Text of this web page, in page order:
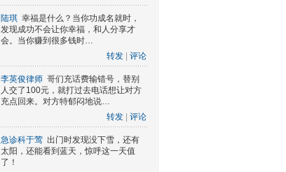
陆琪 幸福是什么？当你功成名就时，
发现成功不会让你幸福，和人分享才
会。当你赚到很多钱时…
转发
评论
李英俊律师 哥们充话费输错号，替别
人交了100元，就打过去电话想让对方
充点回来。对方特郁闷地说…
转发
评论
急诊科于莺 出门时发现没下雪，还有
太阳，还能看到蓝天，惊呼这一天值
了！